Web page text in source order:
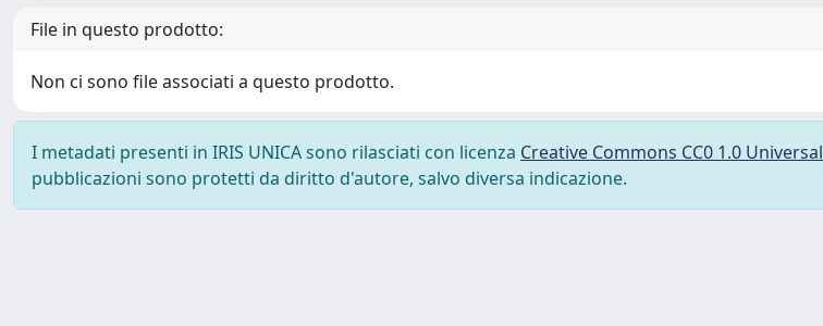
File in questo prodotto:
Non ci sono file associati a questo prodotto.
I metadati presenti in IRIS UNICA sono rilasciati con licenza Creative Commons CC0 1.0 Universal
pubblicazioni sono protetti da diritto d'autore, salvo diversa indicazione.